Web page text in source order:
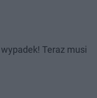
Teraz musi